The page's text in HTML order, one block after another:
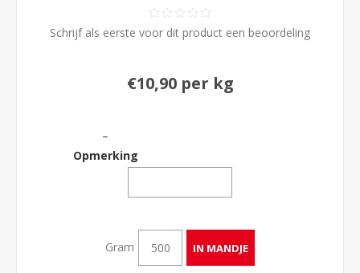
Schrijf als eerste voor dit product een beoordeling
€10,90 per kg
Opmerking
Gram